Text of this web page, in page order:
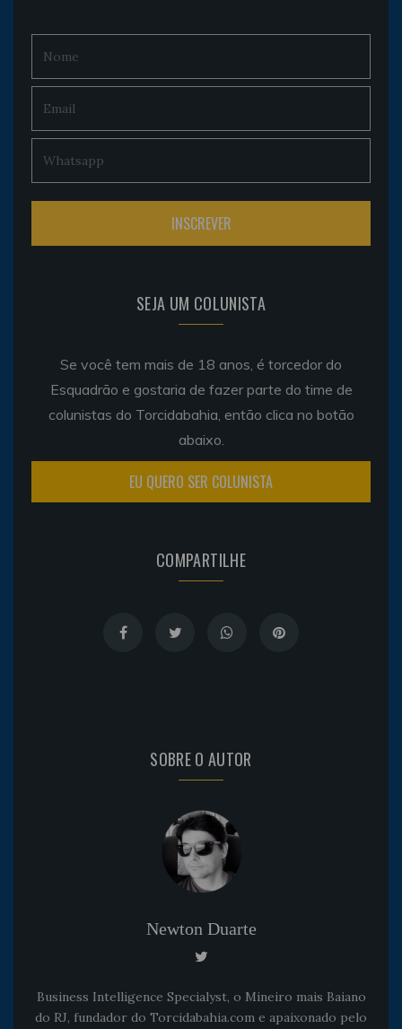
SEJA UM COLUNISTA
Se você tem mais de 18 anos, é torcedor do
Esquadrão e gostaria de fazer parte do time de
colunistas do Torcidabahia, então clica no botão
abaixo.
EU QUERO SER COLUNISTA
COMPARTILHE
SOBRE O AUTOR
Newton Duarte
Business Intelligence Specialyst, o Mineiro mais Baiano
do RJ, fundador do Torcidabahia.com e apaixonado pelo